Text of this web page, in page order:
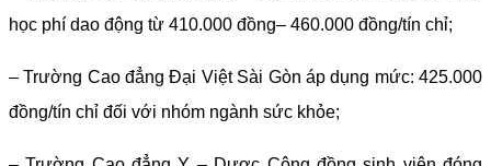
học phí dao động từ 410.000 đồng– 460.000 đồng/tín chỉ;
– Trường Cao đẳng Đại Việt Sài Gòn áp dụng mức: 425.000
đồng/tín chỉ đối với nhóm ngành sức khỏe;